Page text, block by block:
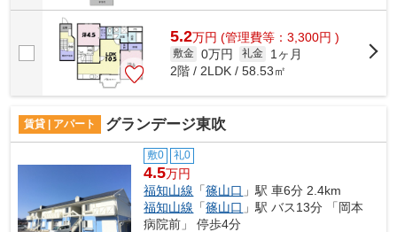
5.2万円 (管理費等：3,300円 )
敷金 0万円 礼金
1ヶ月
2階 / 2LDK / 58.53㎡
賃貸 | アパート グランデージ東吹
敷0 礼0
4.5万円
福知山線 「篠山口 」駅 車6分 2.4km
福知山線 「篠山口 」駅 バス13分 「岡本
病院前」 停歩4分